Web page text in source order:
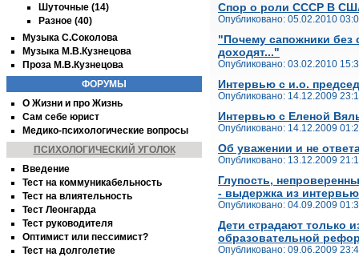
Шуточные (14)
Разное (40)
Музыка С.Соколова
Музыка М.В.Кузнецова
Проза М.В.Кузнецова
ФОРУМЫ
О Жизни и про Жизнь
Сам себе юрист
Медико-психологические вопросы
ПСИХОЛОГИЧЕСКИЙ УГОЛОК
Введение
Тест на коммуникабельность
Тест на влиятельность
Тест Леонгарда
Тест руководителя
Оптимист или пессимист?
Тест на долголетие
Спор о роли СССР B
Опубликовано: 05.02.2010
"Почему сапожники без
доходят..."
Опубликовано: 03.02.2010
Интервью с и.о.
Опубликовано: 14.12.2009
Интервью с Еленой
Опубликовано: 14.12.2009
Об уважении и не
Опубликовано: 13.12.2009
Глупость,
- выдержка из интервью
Опубликовано: 04.09.2009
Дети страдают только
образовательной
Опубликовано: 09.06.2009